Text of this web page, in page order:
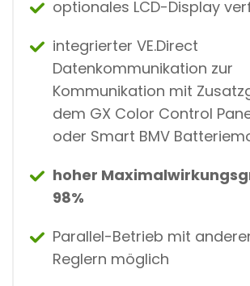
optionales LCD-Display
integrierter VE.Direct
Datenkommunikation zur
Kommunikation mit
dem GX Color Control
oder Smart BMV
hoher
98%
Parallel-Betrieb mit
Reglern möglich